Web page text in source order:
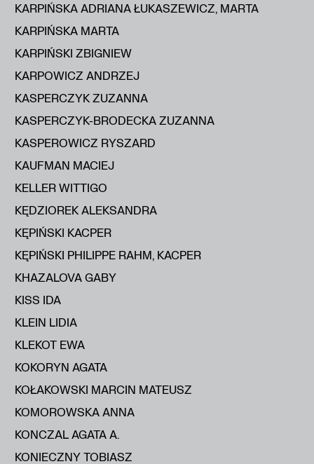
KARPIŃSKA ADRIANA ŁUKASZEWICZ, MARTA
KARPIŃSKA MARTA
KARPIŃSKI ZBIGNIEW
KARPOWICZ ANDRZEJ
KASPERCZYK ZUZANNA
KASPERCZYK-BRODECKA ZUZANNA
KASPEROWICZ RYSZARD
KAUFMAN MACIEJ
KELLER WITTIGO
KĘDZIOREK ALEKSANDRA
KĘPIŃSKI KACPER
KĘPIŃSKI PHILIPPE RAHM, KACPER
KHAZALOVA GABY
KISS IDA
KLEIN LIDIA
KLEKOT EWA
KOKORYN AGATA
KOŁAKOWSKI MARCIN MATEUSZ
KOMOROWSKA ANNA
KONCZAL AGATA A.
KONIECZNY TOBIASZ